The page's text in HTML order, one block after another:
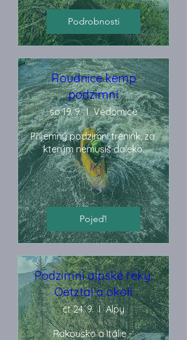
Podrobnosti
Roudnice kemp
podzimní
so 19. 9. Vědomice
Příjemný podzimní trénink, za
kterým nemusíš daleko.
Pojeď!
Podzimní alpské řeky:
Oetztal a okolí
čt 24. 9. Alpy
Rakousko a Itálie -